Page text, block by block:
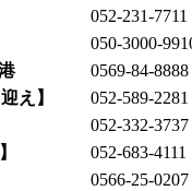
052-231-7711
050-3000-
0569-84-8888
え】
052-589-2281
052-332-3737
052-683-4111
0566-25-0207